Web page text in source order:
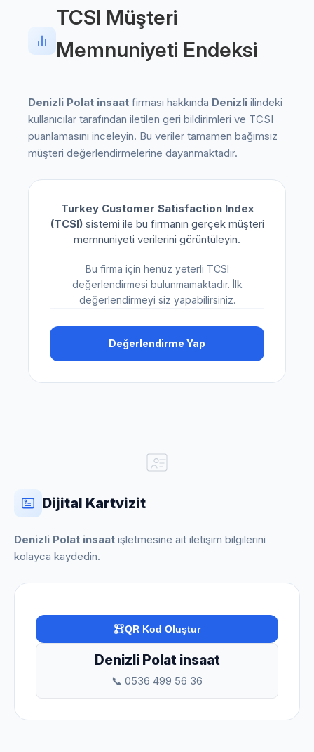
TCSI Müşteri
Memnuniyeti Endeksi
Denizli Polat insaat firması hakkında Denizli ilindeki
kullanıcılar tarafından iletilen geri bildirimleri ve TCSI
puanlamasını inceleyin. Bu veriler tamamen bağımsız
müşteri değerlendirmelerine dayanmaktadır.
Turkey Customer Satisfaction Index
(TCSI)sistemi ile bu firmanın gerçek müşteri
memnuniyeti verilerini görüntüleyin.
Bu firma için henüz yeterli TCSI
değerlendirmesi bulunmamaktadır. İlk
değerlendirmeyi siz yapabilirsiniz.
Değerlendirme Yap
Dijital Kartvizit
Denizli Polat insaat işletmesine ait iletişim bilgilerini
kolayca kaydedin.
QR Kod Oluştur
Denizli Polat insaat
📞 0536 499 56 36